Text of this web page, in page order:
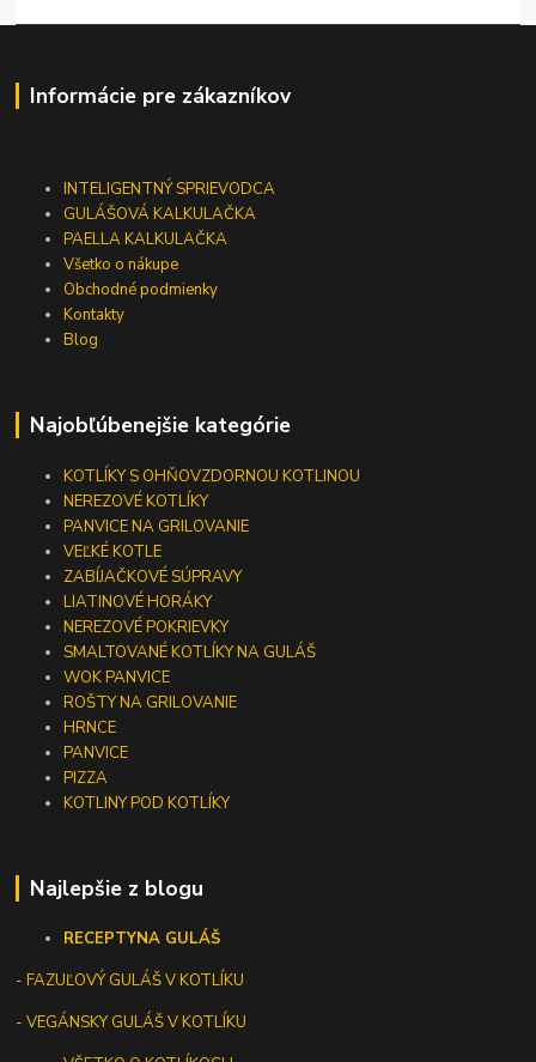
Informácie pre zákazníkov
INTELIGENTNÝ SPRIEVODCA
GULÁŠOVÁ KALKULAČKA
PAELLA KALKULAČKA
Všetko o nákupe
Obchodné podmienky
Kontakty
Blog
Najobľúbenejšie kategórie
KOTLÍKY S OHŇOVZDORNOU KOTLINOU
NEREZOVÉ KOTLÍKY
PANVICE NA GRILOVANIE
VEĽKÉ KOTLE
ZABÍJAČKOVÉ SÚPRAVY
LIATINOVÉ HORÁKY
NEREZOVÉ POKRIEVKY
SMALTOVANÉ KOTLÍKY NA GULÁŠ
WOK PANVICE
ROŠTY NA GRILOVANIE
HRNCE
PANVICE
PIZZA
KOTLINY POD KOTLÍKY
Najlepšie z blogu
RECEPTYNA GULÁŠ
-FAZUĽOVÝ GULÁŠ V KOTLÍKU
- VEGÁNSKY GULÁŠ V KOTLÍKU